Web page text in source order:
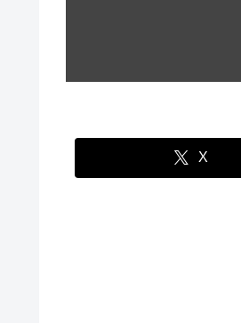
X